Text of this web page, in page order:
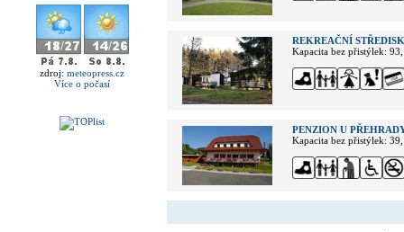
zdroj: meteopress.cz
Více o počasí
REKREAČNÍ
Kapacita bez přistýlek:
PENZION U
Kapacita bez přistýlek: